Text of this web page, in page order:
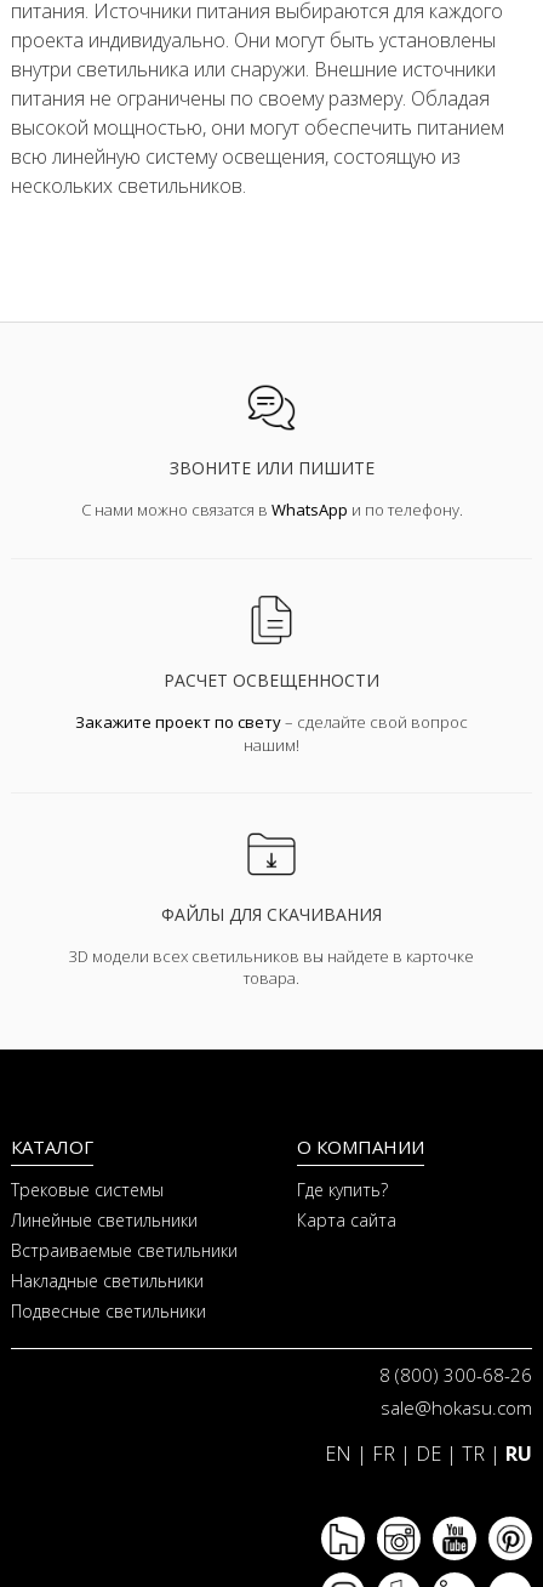
питания. Источники питания выбираются для каждого
проекта индивидуально. Они могут быть установлены
внутри светильника или снаружи. Внешние источники
питания не ограничены по своему размеру. Обладая
высокой мощностью, они могут обеспечить питанием
всю линейную систему освещения, состоящую из
нескольких светильников.
ЗВОНИТЕ ИЛИ ПИШИТЕ
С нами можно связатся в WhatsApp и по телефону.
РАСЧЕТ ОСВЕЩЕННОСТИ
Закажите проект по свету– сделайте свой вопрос
нашим!
ФАЙЛЫ ДЛЯ СКАЧИВАНИЯ
3D модели всех светильников вы найдете в карточке
товара.
КАТАЛОГ
Трековые системы
Линейные светильники
Встраиваемые светильники
Накладные светильники
Подвесные светильники
О КОМПАНИИ
Где купить?
Карта сайта
8 (800) 300-68-26
sale@hokasu.com
EN | FR | DE | TR | RU